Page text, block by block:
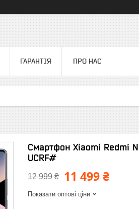
ГАРАНТІЯ ПРО НАС
Смартфон Xiaomi Redmi
UCRF#
12 999 ₴ 11 499 ₴
Показати оптові ціни